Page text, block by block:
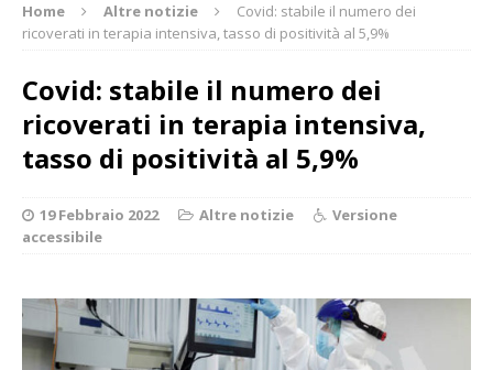
Home Altre notizie
Covid: stabile il numero dei
ricoverati in terapia intensiva, tasso di positività al 5,9%
Covid: stabile il numero dei
ricoverati in terapia intensiva,
tasso di positività al 5,9%
19 Febbraio 2022 Altre notizie
Versione
accessibile